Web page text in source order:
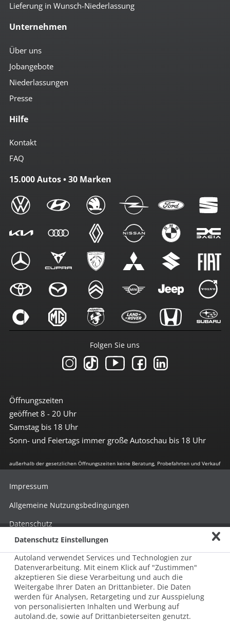
Lieferung in Wunsch-Niederlassung
Unternehmen
Über uns
Jobangebote
Niederlassungen
Presse
Hilfe
Kontakt
FAQ
15.000 Autos • 30 Marken
Öffnungszeiten
geöffnet 8 - 20 Uhr
Samstag bis 18 Uhr
Sonn- und Feiertags immer große Autoschau bis 18 Uhr
Folgen Sie uns
außerhalb der gesetzlichen Öffnungszeiten keine Beratung, Probefahrten und Verkauf
© 2026 AUTOLAND 24 SE & Co. Betriebs KG
Werner-von-Siemens-Str. 2, 06796 Brehna, Deutschland
Impressum
Allgemeine Nutzungsbedingungen
Datenschutz
Hinweisgebersystem nach HinSchG
Beschwerde nach LkSG
Grundsatzerklärung zum LkSG
Datenschutz Einstellungen
Autoland verwendet Services und Technologien zur
Datenverarbeitung. Mit einem Klick auf "Zustimmen"
akzeptieren Sie diese Verarbeitung und auch die
Weitergabe Ihrer Daten an Drittanbieter. Die Daten
werden für Analysen, Retargeting und zur Ausspielung
von personalisierten Inhalten und Werbung auf
autoland.de, sowie auf Drittanbieterseiten genutzt.